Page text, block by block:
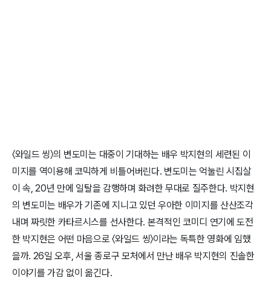
〈와일드 씽〉의 변도미는 대중이 기대하는 배우 박지현의 세련된 이
미지를 역이용해 코믹하게 비틀어버린다. 변도미는 억눌린 시집살
이 속, 20년 만에 일탈을 감행하며 화려한 무대로 질주한다. 박지현
의 변도미는 배우가 기존에 지니고 있던 우아한 이미지를 산산조각
내며 짜릿한 카타르시스를 선사한다. 본격적인 코미디 연기에 도전
한 박지현은 어떤 마음으로 〈와일드 씽〉이라는 독특한 영화에 임했
을까. 26일 오후, 서울 종로구 모처에서 만난 배우 박지현의 진솔한
이야기를 가감 없이 옮긴다.